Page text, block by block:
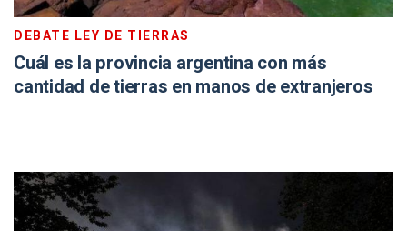
DEBATE LEY DE TIERRAS
Cuál es la provincia argentina con más
cantidad de tierras en manos de extranjeros